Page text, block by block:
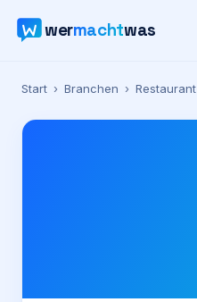
wermachtwas
Verzeichnis
Karte
Start › Branchen › Restaurant